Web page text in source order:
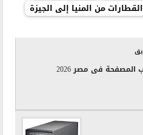
من المنيا إلى الجيزة
المصفحة فى مصر 2026